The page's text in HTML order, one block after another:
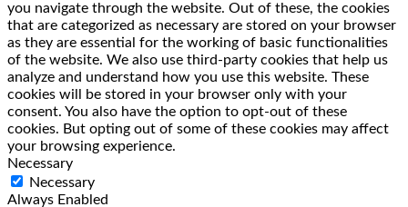
you navigate through the website. Out of these, the cookies
that are categorized as necessary are stored on your browser
as they are essential for the working of basic functionalities
of the website. We also use third-party cookies that help us
analyze and understand how you use this website. These
cookies will be stored in your browser only with your
consent. You also have the option to opt-out of these
cookies. But opting out of some of these cookies may affect
your browsing experience.
Necessary
Necessary
Always Enabled